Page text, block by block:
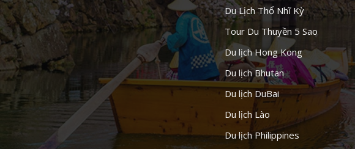
Du Lịch Thổ Nhĩ Kỳ
Tour Du Thuyền 5 Sao
Du lịch Hong Kong
Du lịch Bhutan
Du lịch DuBai
Du lịch Lào
Du lịch Philippines